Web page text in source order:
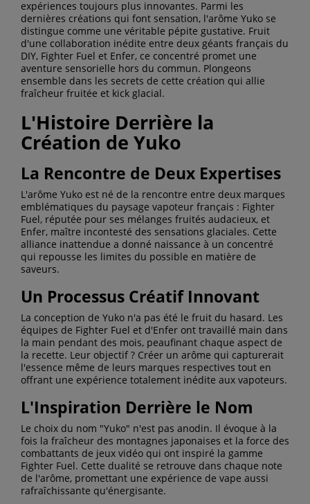
expériences toujours plus innovantes. Parmi les
dernières créations qui font sensation, l'arôme Yuko se
distingue comme une véritable pépite gustative. Fruit
d'une collaboration inédite entre deux géants français du
DIY, Fighter Fuel et Enfer, ce concentré promet une
aventure sensorielle hors du commun. Plongeons
ensemble dans les secrets de cette création qui allie
fraîcheur fruitée et kick glacial.
L'Histoire Derrière la
Création de Yuko
La Rencontre de Deux Expertises
L'arôme Yuko est né de la rencontre entre deux marques
emblématiques du paysage vapoteur français : Fighter
Fuel, réputée pour ses mélanges fruités audacieux, et
Enfer, maître incontesté des sensations glaciales. Cette
alliance inattendue a donné naissance à un concentré
qui repousse les limites du possible en matière de
saveurs.
Un Processus Créatif Innovant
La conception de Yuko n'a pas été le fruit du hasard. Les
équipes de Fighter Fuel et d'Enfer ont travaillé main dans
la main pendant des mois, peaufinant chaque aspect de
la recette. Leur objectif ? Créer un arôme qui capturerait
l'essence même de leurs marques respectives tout en
offrant une expérience totalement inédite aux vapoteurs.
L'Inspiration Derrière le Nom
Le choix du nom "Yuko" n'est pas anodin. Il évoque à la
fois la fraîcheur des montagnes japonaises et la force des
combattants de jeux vidéo qui ont inspiré la gamme
Fighter Fuel. Cette dualité se retrouve dans chaque note
de l'arôme, promettant une expérience de vape aussi
rafraîchissante qu'énergisante.